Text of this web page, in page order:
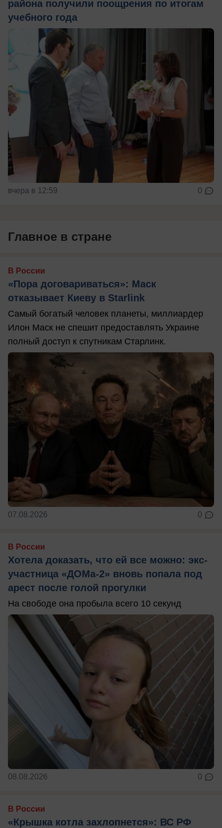
района получили поощрения по итогам
учебного года
вчера в 12:59 0
Главное в стране
В России
«Пора договариваться»: Маск
отказывает Киеву в Starlink
Самый богатый человек планеты, миллиардер
Илон Маск не спешит предоставлять Украине
полный доступ к спутникам Старлинк.
07.08.2026 0
В России
Хотела доказать, что ей все можно: экс-
участница «ДОМа-2» вновь попала под
арест после голой прогулки
На свободе она пробыла всего 10 секунд
08.08.2026 0
В России
«Крышка котла захлопнется»: ВС РФ